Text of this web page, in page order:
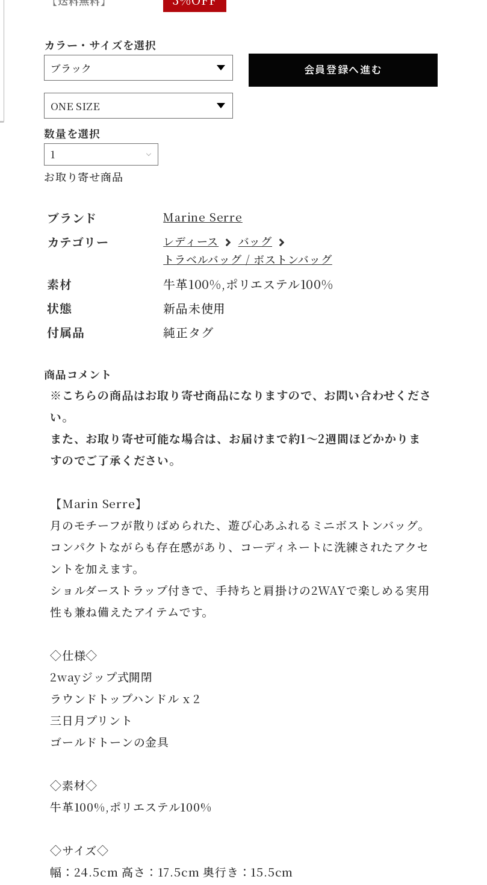
カラー・サイズを選択
数量を選択
お取り寄せ商品
会員登録へ進む
ブランド Marine Serre
カテゴリー レディース
バッグ
トラベルバッグ / ボストンバッグ
素材
牛革100%,ポリエステル100%
状態
新品未使用
付属品
純正タグ
商品コメント
※こちらの商品はお取り寄せ商品になりますので、お問い合わせくださ
い。
また、お取り寄せ可能な場合は、お届けまで約1～2週間ほどかかりま
すのでご了承ください。
【Marin Serre】
月のモチーフが散りばめられた、遊び心あふれるミニボストンバッグ。
コンパクトながらも存在感があり、コーディネートに洗練されたアクセ
ントを加えます。
ショルダーストラップ付きで、手持ちと肩掛けの2WAYで楽しめる実用
性も兼ね備えたアイテムです。
◇仕様◇
2wayジップ式開閉
ラウンドトップハンドル x 2
三日月プリント
ゴールドトーンの金具
◇素材◇
牛革100%,ポリエステル100%
◇サイズ◇
幅：24.5cm 高さ：17.5cm 奥行き：15.5cm